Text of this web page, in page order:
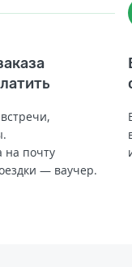
на почту
— ваучер.